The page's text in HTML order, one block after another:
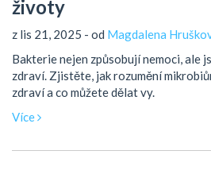
životy
z lis 21, 2025 - od Magdalena
Bakterie nejen způsobují nemoci, ale
zdraví. Zjistěte, jak rozumění
zdraví a co můžete dělat vy.
Více